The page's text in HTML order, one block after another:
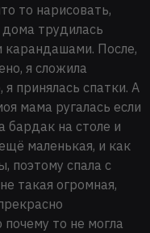
то нарисовать,
дома трудилась
карандашами. После,
я сложила
принялась спатки. А
мама ругалась если
бардак на столе и
маленькая, и как
поэтому спала с
такая огромная,
почему то не могла